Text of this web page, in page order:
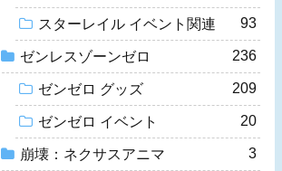
スターレイル イベント関連 93
ゼンレスゾーンゼロ 236
ゼンゼロ グッズ 209
ゼンゼロ イベント 20
崩壊：ネクサスアニマ 3